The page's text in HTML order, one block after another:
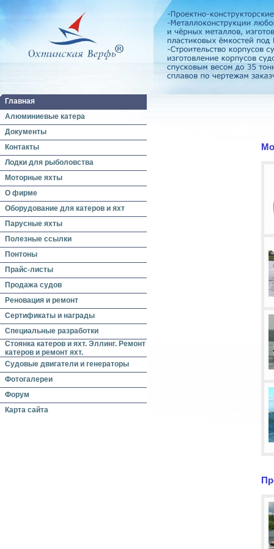
Главная
Алюминиевые катера
Документы
Контакты
Лодки для рыболовства
Моторные яхты
О фирме
Оборудование для катеров и яхт
Парусные яхты
Полезные ссылки
Понтоны
Прайс-листы
Продажа судов
Реновация и ремонт
Сертификаты и награды
Специальные разработки
Стоянка катеров и яхт. Эллинг. Ремонт
катеров и ремонт яхт.
Судовые двигатели и генераторы
Фотогалереи
Форум
Карта сайта